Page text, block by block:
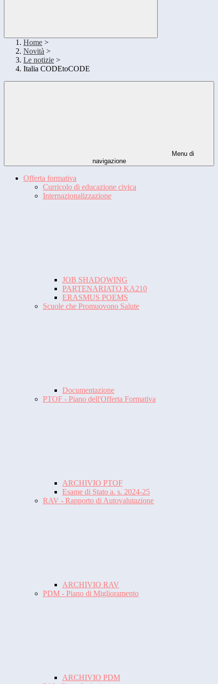
Home >
Novità >
Le notizie >
Italia CODEtoCODE
Menu di
navigazione
Offerta formativa
Curricolo di educazione civica
Internazionalizzazione
JOB SHADOWING
PARTENARIATO KA210
ERASMUS POEMS
Scuole che Promuovono Salute
Documentazione
PTOF - Piano dell'Offerta Formativa
ARCHIVIO PTOF
Esame di Stato a. s. 2024-25
RAV - Rapporto di Autovalutazione
ARCHIVIO RAV
PDM - Piano di Miglioramento
ARCHIVIO PDM